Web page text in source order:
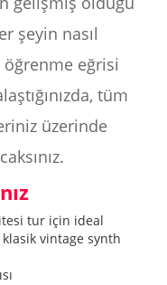
şeyin nasıl
öğrenme eğrisi
tüm
üzerinde
tur için ideal
vintage synth